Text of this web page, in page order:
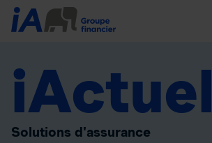
iActuel
Solutions d'assurance